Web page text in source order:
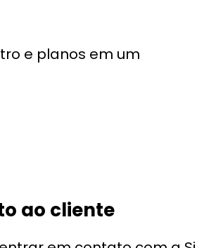
e planos em um
ao cliente